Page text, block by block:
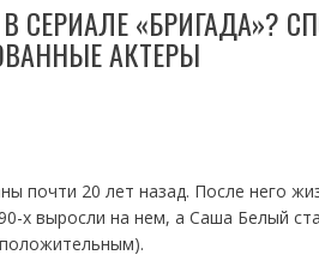
СЕРИАЛЕ «БРИГАДА»?
АКТЕРЫ
почти 20 лет назад. После него
х выросли на нем, а Саша Белый